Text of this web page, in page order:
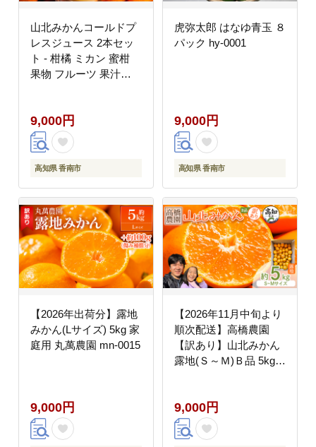
山北みかんコールドプ
レスジュース 2本セッ
ト - 柑橘 ミカン 蜜柑
果物 フルーツ 果汁
株式会社 高知県 香南市
冷凍 ei-0001
9,000円
高知県 香南市
虎弥太郎 はなゆ青玉 ８
パック hy-0001
9,000円
高知県 香南市
【2026年出荷分】露地
みかん(Lサイズ) 5kg 家
庭用 丸萬農園 mn-0015
9,000円
【2026年11月中旬より
順次配送】高橋農園
【訳あり】山北みかん
露地(Ｓ～Ｍ)Ｂ品 5kg
9,000円